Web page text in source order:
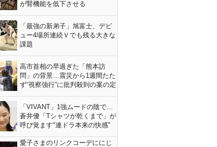
が腎機能を低下させる
「最強の新弟子」旭富士、デビ
ュー4場所連続Ｖでも残る大きな
課題
高市首相の早過ぎた「熊本訪
問」の背景…震災から1週間たた
ず“視察強行”に批判殺到の案の定
「VIVANT」1強ムードの陰で…
蒼井優「Tシャツが乾くまで」が
呼び覚ます"連ドラ本来の快感"
愛子さまのリンクコーデににじ